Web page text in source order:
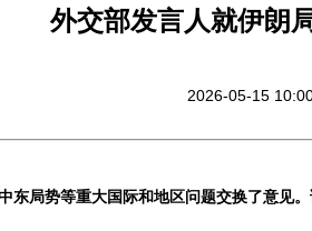
外交部发言人就伊朗
2026-05-15
东局势等重大国际和地区问题交换了意见